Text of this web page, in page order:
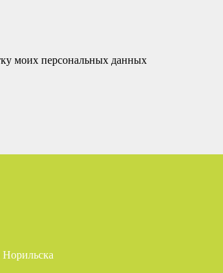
моих персональных данных